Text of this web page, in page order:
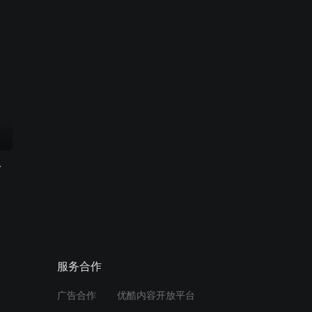
服务合作
广告合作 优酷内容开放平台